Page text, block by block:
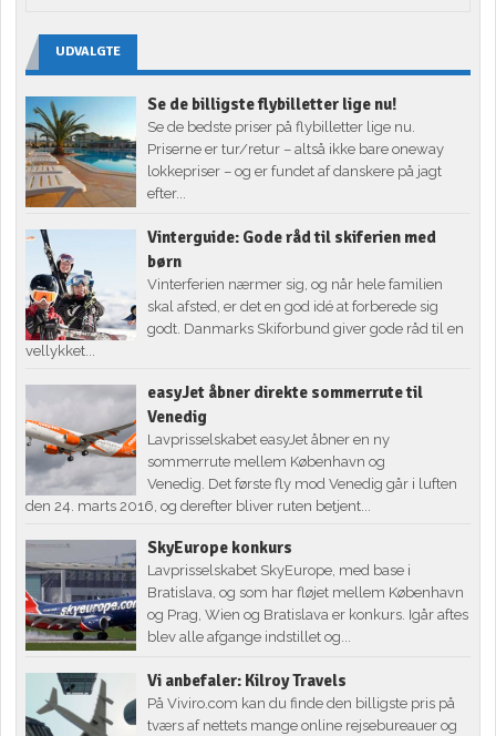
UDVALGTE
Se de billigste flybilletter lige nu!
Se de bedste priser på flybilletter lige nu.
Priserne er tur/retur – altså ikke bare oneway
lokkepriser – og er fundet af danskere på jagt
efter...
Vinterguide: Gode råd til skiferien med
børn
Vinterferien nærmer sig, og når hele familien
skal afsted, er det en god idé at forberede sig
godt. Danmarks Skiforbund giver gode råd til en
vellykket...
easyJet åbner direkte sommerrute til
Venedig
Lavprisselskabet easyJet åbner en ny
sommerrute mellem København og
Venedig. Det første fly mod Venedig går i luften
den 24. marts 2016, og derefter bliver ruten betjent...
SkyEurope konkurs
Lavprisselskabet SkyEurope, med base i
Bratislava, og som har fløjet mellem København
og Prag, Wien og Bratislava er konkurs. Igår aftes
blev alle afgange indstillet og...
Vi anbefaler: Kilroy Travels
På Viviro.com kan du finde den billigste pris på
tværs af nettets mange online rejsebureauer og